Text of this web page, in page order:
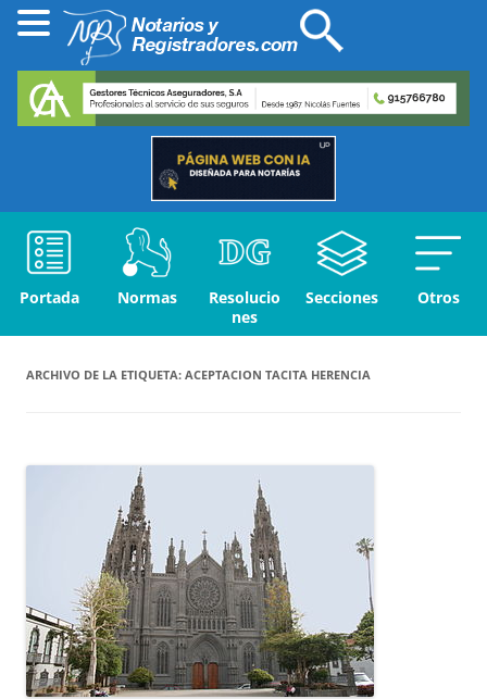
Portada Normas
Resolucio
nes
Secciones Otros
ARCHIVO DE LA ETIQUETA: ACEPTACION TACITA HERENCIA